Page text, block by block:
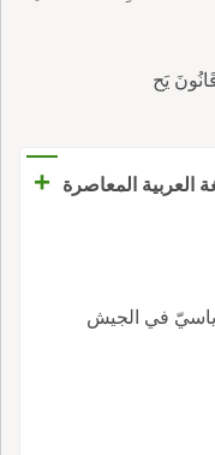
العربية المعاصرة +
في الجيش